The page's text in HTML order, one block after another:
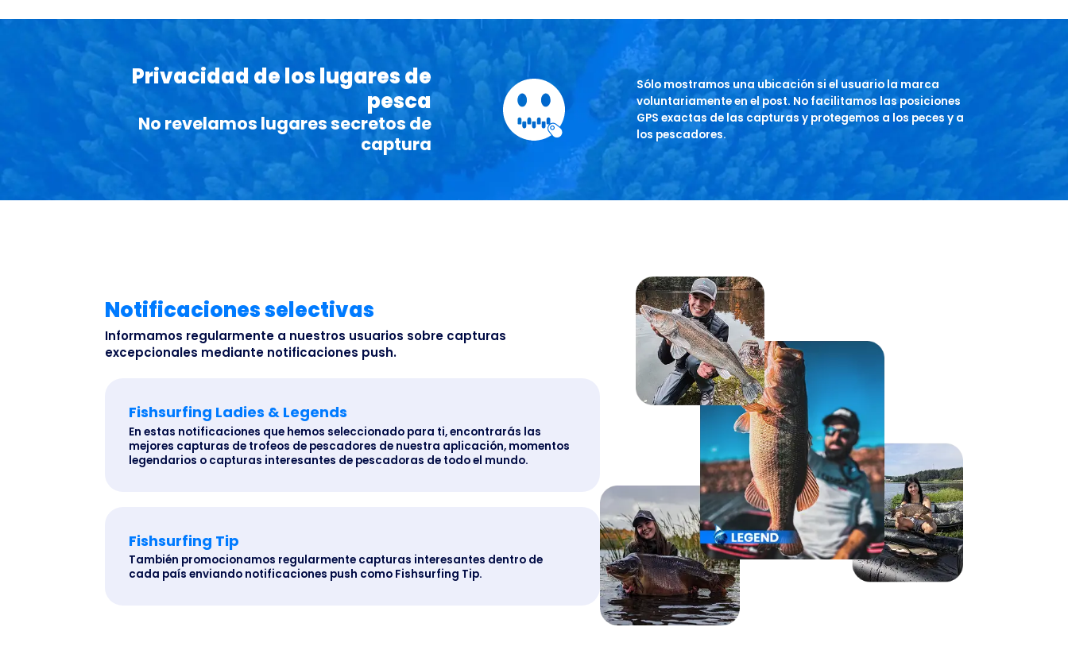
Privacidad de los lugares de
pesca
No revelamos lugares secretos de
captura
Sólo mostramos una ubicación si el usuario la marca
voluntariamente en el post. No facilitamos las posiciones
GPS exactas de las capturas y protegemos a los peces y a
los pescadores.
Notificaciones selectivas
Informamos regularmente a nuestros usuarios sobre capturas
excepcionales mediante notificaciones push.
Fishsurfing Ladies & Legends
En estas notificaciones que hemos seleccionado para ti, encontrarás las
mejores capturas de trofeos de pescadores de nuestra aplicación, momentos
legendarios o capturas interesantes de pescadoras de todo el mundo.
Fishsurfing Tip
También promocionamos regularmente capturas interesantes dentro de
cada país enviando notificaciones push como Fishsurfing Tip.